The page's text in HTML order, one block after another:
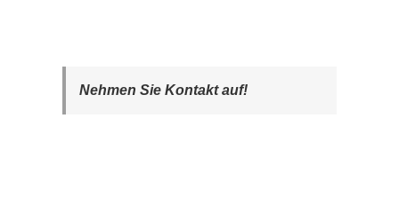
Nehmen Sie Kontakt auf!